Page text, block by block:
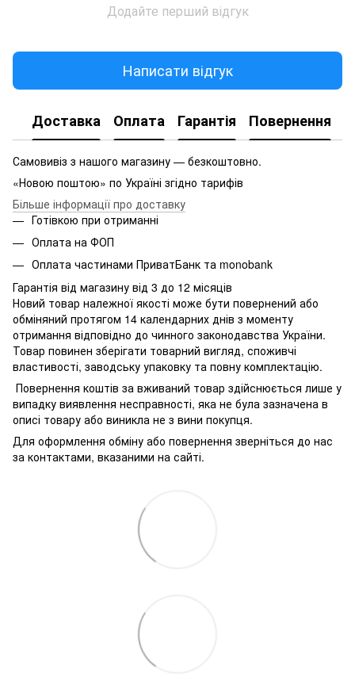
Додайте перший відгук
Написати відгук
Доставка Оплата Гарантія Повернення
Самовивіз з нашого магазину — безкоштовно.
«Новою поштою» по Україні згідно тарифів
Більше інформації про доставку
Готівкою при отриманні
Оплата на ФОП
Оплата частинами ПриватБанк та monobank
Гарантія від магазину від 3 до 12 місяців
Новий товар належної якості може бути повернений або
обміняний протягом 14 календарних днів з моменту
отримання відповідно до чинного законодавства України.
Товар повинен зберігати товарний вигляд, споживчі
властивості, заводську упаковку та повну комплектацію.
Повернення коштів за вживаний товар здійснюється лише у
випадку виявлення несправності, яка не була зазначена в
описі товару або виникла не з вини покупця.
Для оформлення обміну або повернення зверніться до нас
за контактами, вказаними на сайті.